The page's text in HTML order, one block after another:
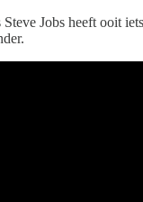
Jobs heeft ooit